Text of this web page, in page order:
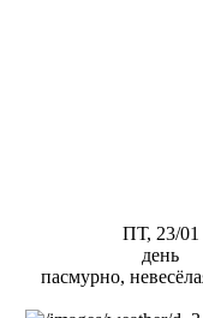
ПТ, 23/01
день
пасмурно,